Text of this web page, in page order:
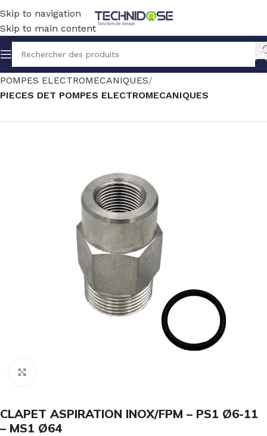
Skip to navigation
Skip to main content
Accueil TRAITEMENT EAU DOSAGE
POMPES ELECTROMECANIQUES
PIECES DET POMPES ELECTROMECANIQUES
CLAPET ASPIRATION INOX/FPM – PS1 Ø6-11
– MS1 Ø64